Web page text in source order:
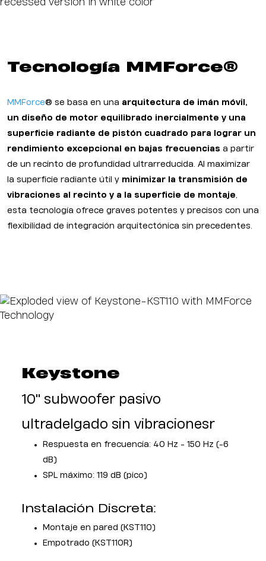
Tecnología MMForce®
MMForce® se basa en una arquitectura de imán móvil,
un diseño de motor equilibrado inercialmente y una
superficie radiante de pistón cuadrado para lograr un
rendimiento excepcional en bajas frecuencias a partir
de un recinto de profundidad ultrarreducida. Al maximizar
la superficie radiante útil y minimizar la transmisión de
vibraciones al recinto y a la superficie de montaje,
esta tecnología ofrece graves potentes y precisos con una
flexibilidad de integración arquitectónica sin precedentes.
Keystone
10'' subwoofer pasivo
ultradelgado sin vibracionesr
Respuesta en frecuencia: 40 Hz - 150 Hz (-6
dB)
SPL máximo: 119 dB (pico)
Instalación Discreta:
Montaje en pared (KST110)
Empotrado (KST110R)